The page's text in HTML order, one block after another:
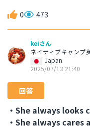
0 473
keiさん
ネイティブキャンプ
Japan
2025/07/13 21:40
回答
・She always looks
・She always